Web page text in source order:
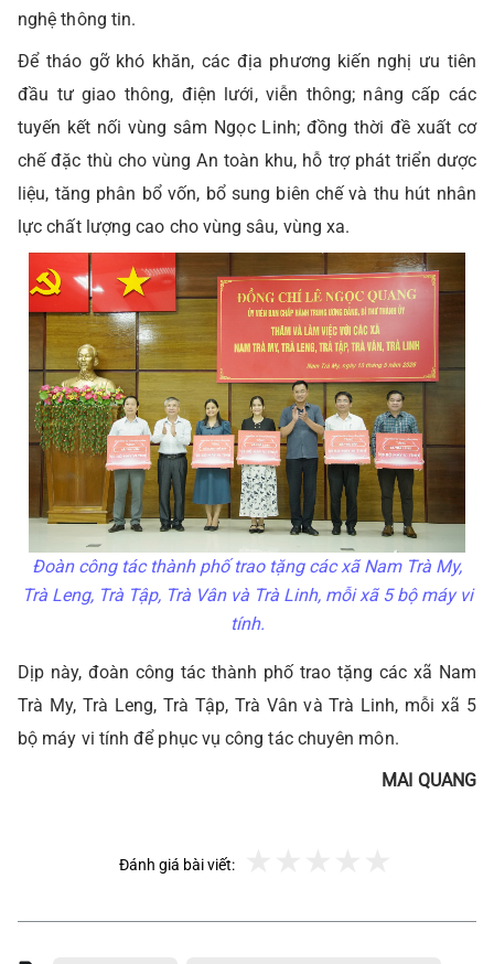
nghệ thông tin.
Để tháo gỡ khó khăn, các địa phương kiến nghị ưu tiên
đầu tư giao thông, điện lưới, viễn thông; nâng cấp các
tuyến kết nối vùng sâm Ngọc Linh; đồng thời đề xuất cơ
chế đặc thù cho vùng An toàn khu, hỗ trợ phát triển dược
liệu, tăng phân bổ vốn, bổ sung biên chế và thu hút nhân
lực chất lượng cao cho vùng sâu, vùng xa.
Đoàn công tác thành phố trao tặng các xã Nam Trà My,
Trà Leng, Trà Tập, Trà Vân và Trà Linh, mỗi xã 5 bộ máy vi
tính.
Dịp này, đoàn công tác thành phố trao tặng các xã Nam
Trà My, Trà Leng, Trà Tập, Trà Vân và Trà Linh, mỗi xã 5
bộ máy vi tính để phục vụ công tác chuyên môn.
MAI QUANG
Đánh giá bài viết: